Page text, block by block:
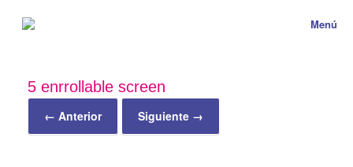
Menú
5 enrrollable screen
← Anterior Siguiente →